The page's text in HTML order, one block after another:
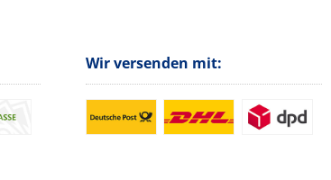
Wir versenden mit: